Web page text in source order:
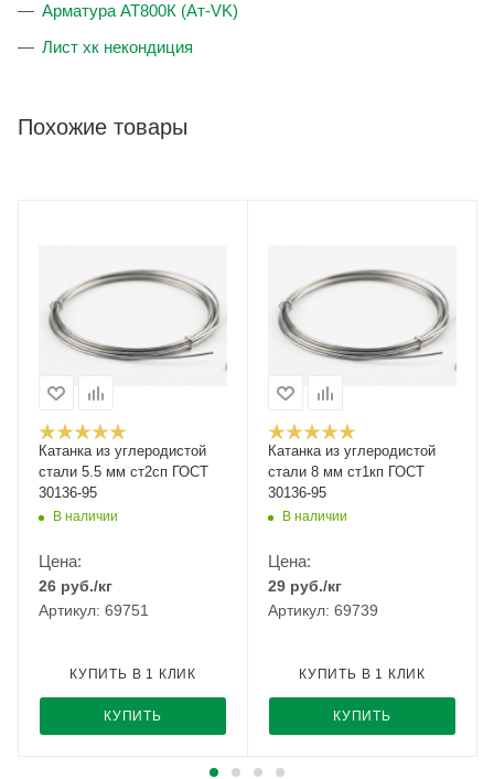
Арматура АТ800К (Ат-VK)
Лист хк некондиция
Похожие товары
Катанка из углеродистой
стали 5.5 мм ст2сп ГОСТ
30136-95
В наличии
Цена:
26 руб./кг
Артикул: 69751
КУПИТЬ
КУПИТЬ В 1 КЛИК
Катанка из углеродистой
стали 8 мм ст1кп ГОСТ
30136-95
В наличии
Цена:
29 руб./кг
Артикул: 69739
КУПИТЬ
КУПИТЬ В 1 КЛИК